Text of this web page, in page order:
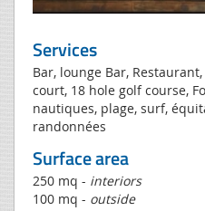
Services
Bar, lounge Bar,
court, 18 hole golf course,
nautiques, plage, surf,
randonnées
Surface area
250 mq - interiors
100 mq - outside